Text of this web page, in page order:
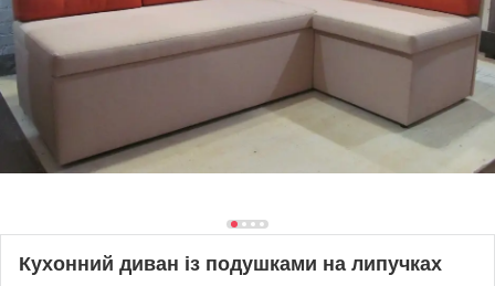
Кухонний диван із подушками на липучках